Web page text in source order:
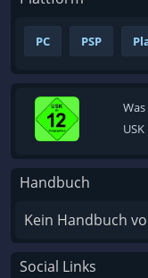
PC PSP
Handbuch
Kein Handbuch
Social Links